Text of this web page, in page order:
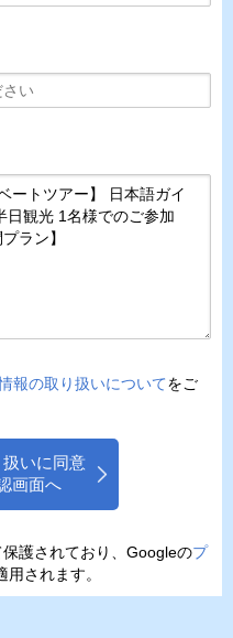
報の取り扱いについてをご
いに同意
画面へ
護されており、Googleのプ
用されます。